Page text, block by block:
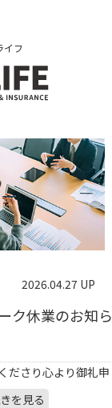
イフ
2026.04.27 UP
ク休業のお知ら
ださり心より御礼申
を見る